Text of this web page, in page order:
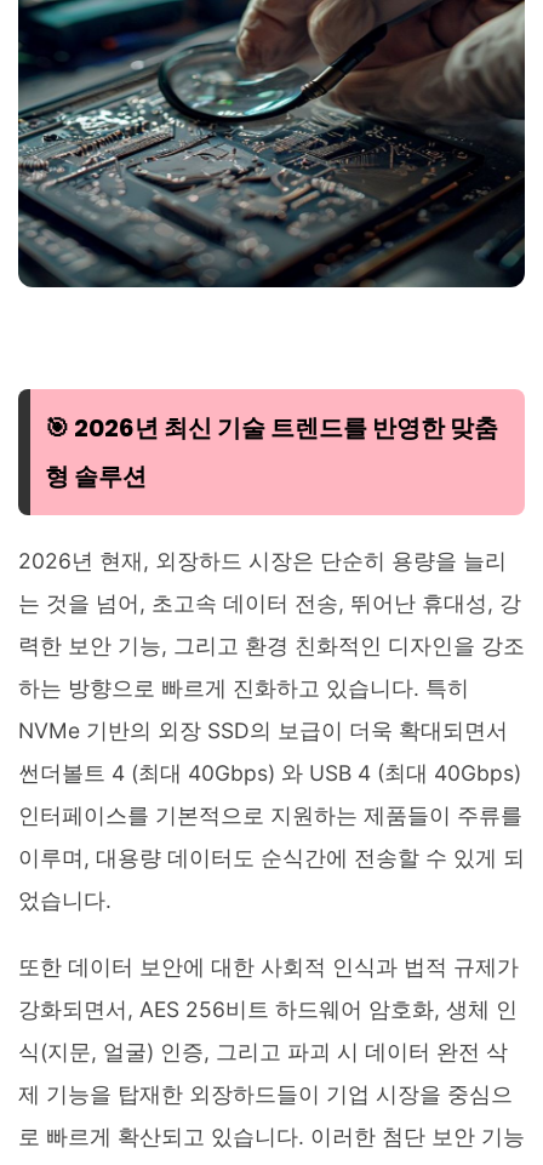
🎯 2026년 최신 기술 트렌드를 반영한 맞춤
형 솔루션
2026년 현재, 외장하드 시장은 단순히 용량을 늘리
는 것을 넘어, 초고속 데이터 전송, 뛰어난 휴대성, 강
력한 보안 기능, 그리고 환경 친화적인 디자인을 강조
하는 방향으로 빠르게 진화하고 있습니다. 특히
NVMe 기반의 외장 SSD의 보급이 더욱 확대되면서
썬더볼트 4 (최대 40Gbps) 와 USB 4 (최대 40Gbps)
인터페이스를 기본적으로 지원하는 제품들이 주류를
이루며, 대용량 데이터도 순식간에 전송할 수 있게 되
었습니다.
또한 데이터 보안에 대한 사회적 인식과 법적 규제가
강화되면서, AES 256비트 하드웨어 암호화, 생체 인
식(지문, 얼굴) 인증, 그리고 파괴 시 데이터 완전 삭
제 기능을 탑재한 외장하드들이 기업 시장을 중심으
로 빠르게 확산되고 있습니다. 이러한 첨단 보안 기능